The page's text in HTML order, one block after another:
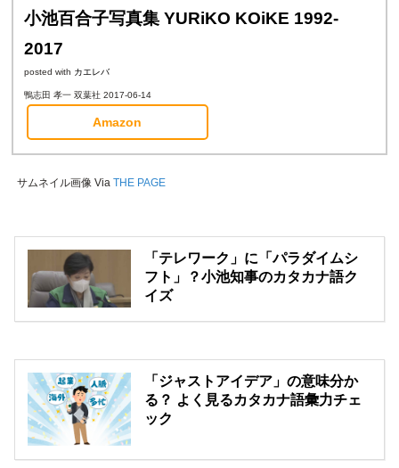
小池百合子写真集 YURiKO KOiKE 1992-
2017
posted with カエレバ
鴨志田 孝一 双葉社 2017-06-14
Amazon
サムネイル画像 Via THE PAGE
「テレワーク」に「パラダイムシ
フト」？小池知事のカタカナ語ク
イズ
「ジャストアイデア」の意味分か
る？ よく見るカタカナ語彙力チェ
ック